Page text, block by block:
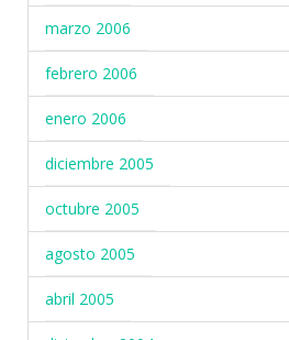
marzo 2006
febrero 2006
enero 2006
diciembre 2005
octubre 2005
agosto 2005
abril 2005